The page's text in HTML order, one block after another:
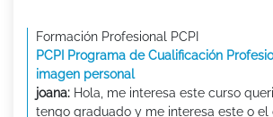
Formación Profesional PCPI
PCPI Programa de Cualificación
imagen personal
joana: Hola, me interesa este curso
tengo graduado y me interesa este o el